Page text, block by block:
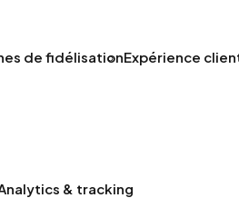
de fidélisationExpérience
& tracking